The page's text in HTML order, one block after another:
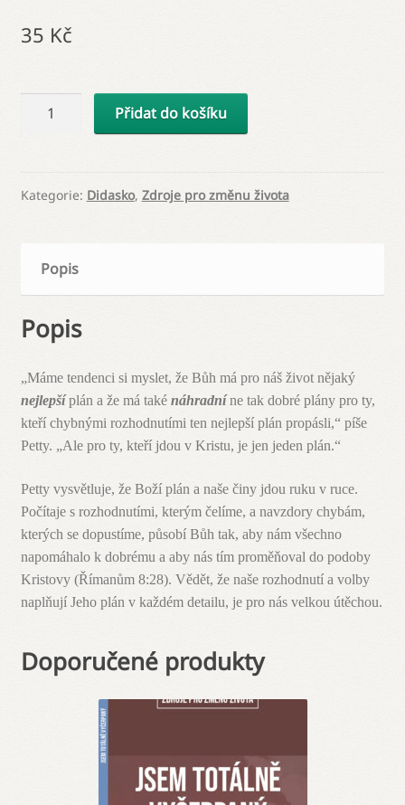
35 Kč
množství
Přidat do košíku
Kategorie: Didasko, Zdroje pro změnu života
Popis
Popis
„Máme tendenci si myslet, že Bůh má pro náš život nějaký
nejlepšíplán a že má také náhradníne tak dobré plány pro ty,
kteří chybnými rozhodnutími ten nejlepší plán propásli,“ píše
Petty. „Ale pro ty, kteří jdou v Kristu, je jen jeden plán.“
Petty vysvětluje, že Boží plán a naše činy jdou ruku v ruce.
Počítaje s rozhodnutími, kterým čelíme, a navzdory chybám,
kterých se dopustíme, působí Bůh tak, aby nám všechno
napomáhalo k dobrému a aby nás tím proměňoval do podoby
Kristovy (Římanům 8:28). Vědět, že naše rozhodnutí a volby
naplňují Jeho plán v každém detailu, je pro nás velkou útěchou.
Doporučené produkty